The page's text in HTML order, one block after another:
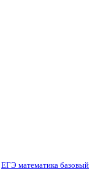
ЕГЭ математика базовый